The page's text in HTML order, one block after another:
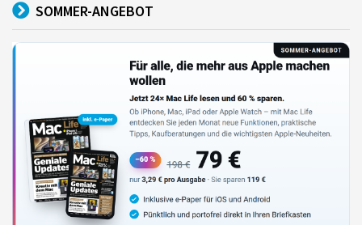
SOMMER-ANGEBOT